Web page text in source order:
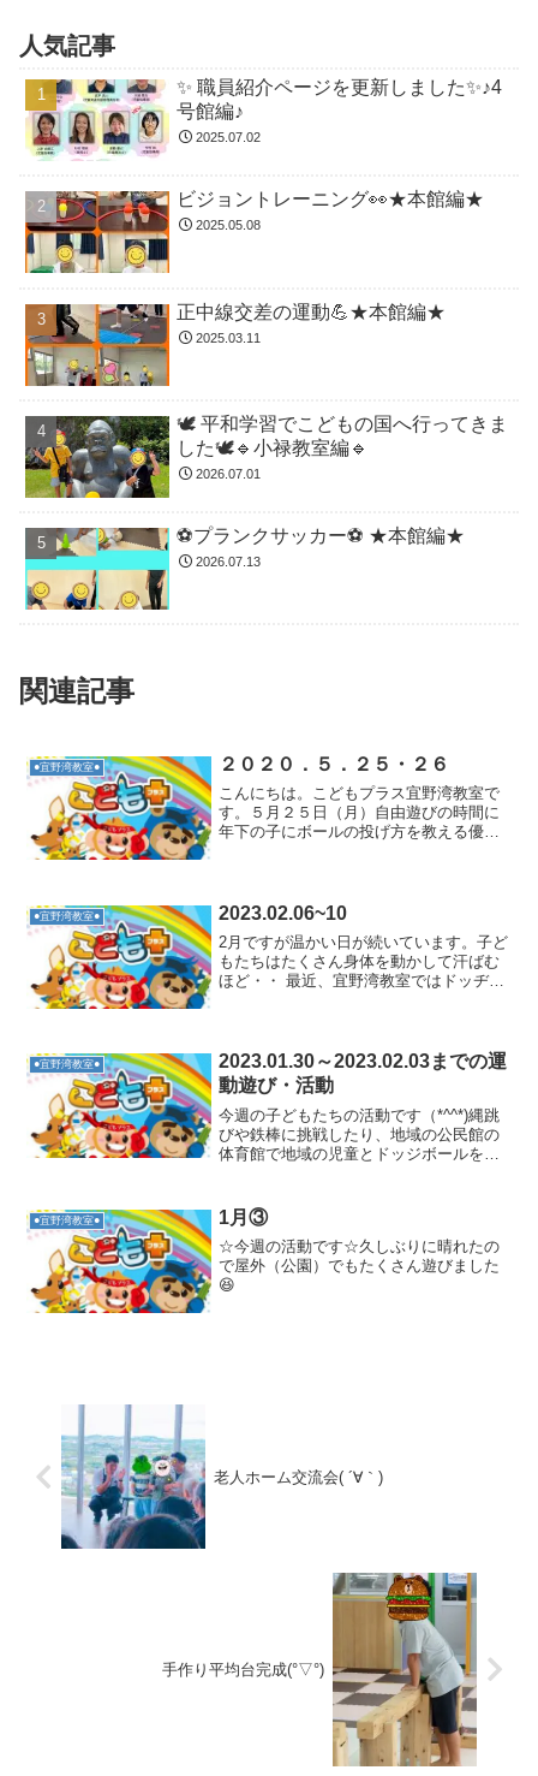
人気記事
✨ 職員紹介ページを更新しました✨♪4
号館編♪
2025.07.02
ビジョントレーニング👀★本館編★
2025.05.08
正中線交差の運動💪★本館編★
2025.03.11
🕊️ 平和学習でこどもの国へ行ってきま
した🕊️🔹小禄教室編🔹
2026.07.01
⚽️プランクサッカー⚽️ ★本館編★
2026.07.13
関連記事
●宜野湾教室● ２０２０．５．２５・２６
こんにちは。こどもプラス宜野湾教室で
す。５月２５日（月）自由遊びの時間に
年下の子にボールの投げ方を教える優し
②スポーツクッションとフー...
●宜野湾教室● 2023.02.06~10
2月ですが温かい日が続いています。子ど
もたちはたくさん身体を動かして汗ばむ
ほど・・ 最近、宜野湾教室ではドッヂビ
ロールや...
●宜野湾教室●
2023.01.30～2023.02.03までの運
動遊び・活動
今週の子どもたちの活動です（*^^*)縄跳
びや鉄棒に挑戦したり、地域の公民館の
体育館で地域の児童とドッジボールを楽
●宜野湾教室● 1月③
☆今週の活動です☆久しぶりに晴れたの
で屋外（公園）でもたくさん遊びました
😆
老人ホーム交流会( ´∀｀)
手作り平均台完成(°▽°)